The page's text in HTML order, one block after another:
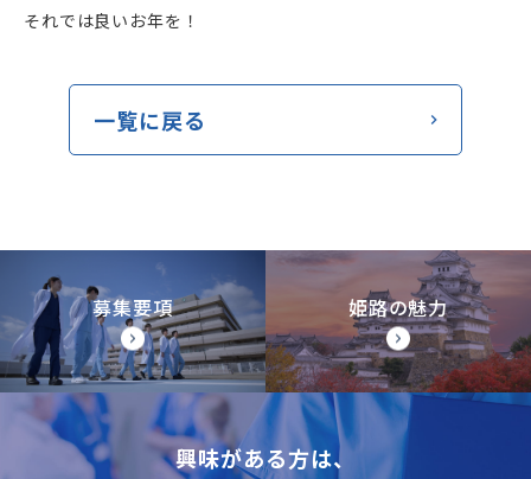
それでは良いお年を！
一覧に戻る
募集要項 姫路の魅力
興味がある方は、